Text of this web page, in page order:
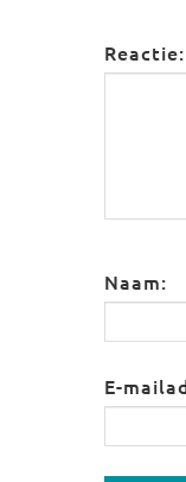
Reactie:
Naam:
E-